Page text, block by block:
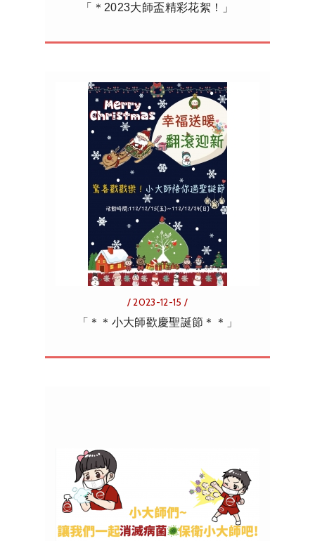
「＊2023大師盃精彩花絮！」
/ 2023-12-15 /
「＊＊小大師歡慶聖誕節＊＊」